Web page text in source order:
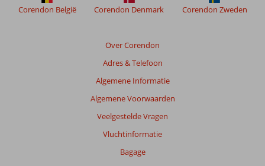
om
Over Corendon
Adres & Telefoon
Algemene Informatie
Algemene Voorwaarden
Veelgestelde Vragen
Vluchtinformatie
Bagage
Corendon België Corendon Denmark Corendon Zweden